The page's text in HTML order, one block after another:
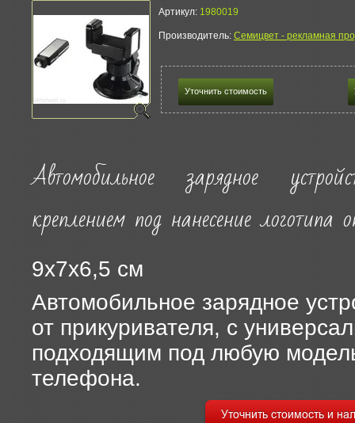
Артикул: 1980019
Производитель: Семицвет - рекламная
Уточнить стоимость
Автомобильное зарядное
креплением под нанесение логотипа
9x7x6,5 см
Автомобильное зарядное
от прикуривателя, с
подходящим под любую
телефона.